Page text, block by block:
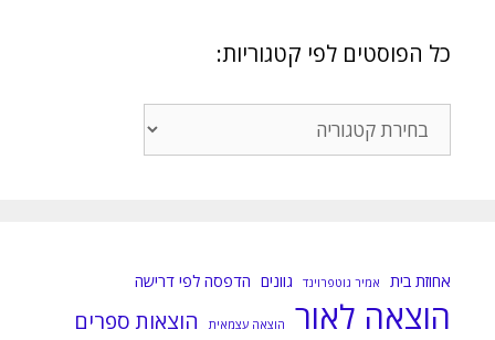
כל הפוסטים לפי קטגוריות:
הפוסטים
אחוזת בית אמיר גוטפרוינד גוונים הדפסה לפי דרישה
הוצאה לאור הוצאה עצמאית הוצאות ספרים